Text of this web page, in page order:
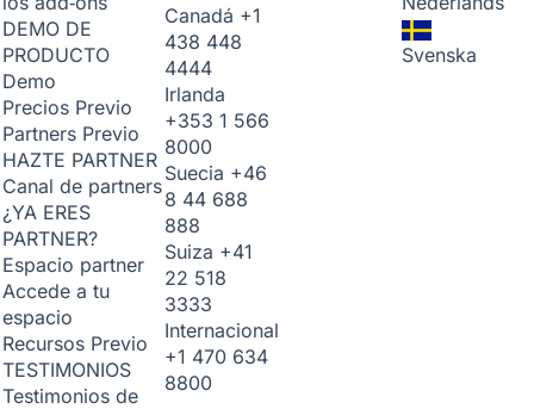
DEMO DE
PRODUCTO
Demo
Precios Previo
Partners Previo
HAZTE PARTNER
Canal de partners
¿YA ERES
PARTNER?
Espacio partner
Accede a tu
espacio
Recursos Previo
TESTIMONIOS
Testimonios de
Canadá +1
438 448
4444
Irlanda
+353 1 566
8000
Suecia +46
8 44 688
888
Suiza +41
22 518
3333
Internacional
+1 470 634
8800
Svenska